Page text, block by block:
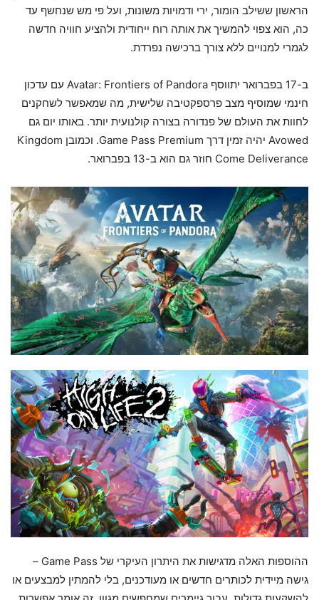
הראשון ששילב הומור, ירי ודמויות משונות, ועל פי מש שנחשף עד
כה, הוא צפוי להמשיך את אותה רוח ייחודית ולהציע חוויה חדשה
לגמרי למנויים ללא צורך ברכישה נפרדת.
ב-17 בפברואר יתווסף Avatar: Frontiers of Pandora עם עדכון
חינמי שמוסיף מצב פרספקטיבה שלישית, מה שמאפשר לשחקנים
לחוות את העולם של פנדורה בצורה קולנועית יותר. באותו יום גם
Avowed יהיה זמין דרך Game Pass Premium. וכמובן Kingdom
Come Deliverance חוזר גם הוא ב-13 בפברואר.
ההוספות האלה מדגישות את היתרון העיקרי של Game Pass –
גישה מיידית לכותרים חדשים או מעודכנים, בלי להמתין למבצעים או